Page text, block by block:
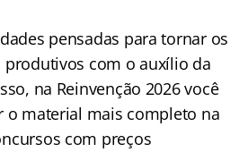
pensadas para tornar os
produtivos com o auxílio da
na Reinvenção 2026 você
o material mais completo na
com preços